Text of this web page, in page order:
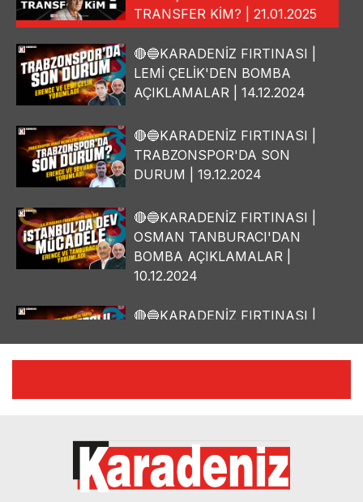
TRANSFER KİM? | 21.01.2025
🔴🔵KARADENİZ FIRTINASI |
LEMİ ÇELİK'DEN BOMBA
AÇIKLAMALAR | 14.12.2024
🔴🔵KARADENİZ FIRTINASI |
TRABZONSPOR'DA SON
DURUM | 19.12.2024
🔴🔵KARADENİZ FIRTINASI |
OSMAN TANBURACI'DAN
BOMBA AÇIKLAMALAR |
10.12.2024
🔴🔵KARADENİZ FIRTINASI |
🔴🔵KARADENİZ FIRTINASI |
05.12.2024